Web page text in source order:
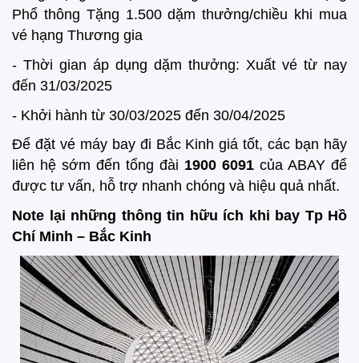
Phổ thông Tặng 1.500 dặm thưởng/chiều khi mua
vé hạng Thương gia
- Thời gian áp dụng dặm thưởng: Xuất vé từ nay
đến 31/03/2025
- Khởi hành từ 30/03/2025 đến 30/04/2025
Để đặt vé máy bay đi Bắc Kinh giá tốt, các bạn hãy
liên hệ sớm đến tổng đài 1900 6091 của ABAY để
được tư vấn, hỗ trợ nhanh chóng và hiệu quả nhất.
Note lại những thông tin hữu ích khi bay Tp Hồ
Chí Minh – Bắc Kinh